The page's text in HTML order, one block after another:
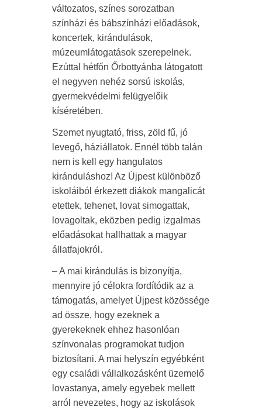
változatos, színes sorozatban
színházi és bábszínházi előadások,
koncertek, kirándulások,
múzeumlátogatások szerepelnek.
Ezúttal hétfőn Őrbottyánba látogatott
el negyven nehéz sorsú iskolás,
gyermekvédelmi felügyelőik
kíséretében.
Szemet nyugtató, friss, zöld fű, jó
levegő, háziállatok. Ennél több talán
nem is kell egy hangulatos
kiránduláshoz! Az Újpest különböző
iskoláiból érkezett diákok mangalicát
etettek, tehenet, lovat simogattak,
lovagoltak, eközben pedig izgalmas
előadásokat hallhattak a magyar
állatfajokról.
– A mai kirándulás is bizonyítja,
mennyire jó célokra fordítódik az a
támogatás, amelyet Újpest közössége
ad össze, hogy ezeknek a
gyerekeknek ehhez hasonlóan
színvonalas programokat tudjon
biztosítani. A mai helyszín egyébként
egy családi vállalkozásként üzemelő
lovastanya, amely egyebek mellett
arról nevezetes, hogy az iskolások